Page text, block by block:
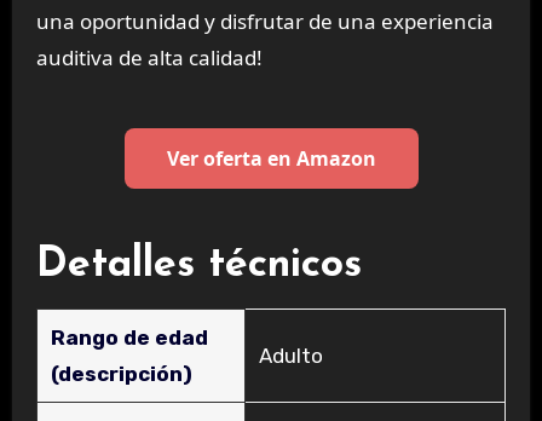
una oportunidad y disfrutar de una experiencia
auditiva de alta calidad!
Ver oferta en Amazon
Detalles técnicos
Rango de edad
(descripción)
‎Adulto